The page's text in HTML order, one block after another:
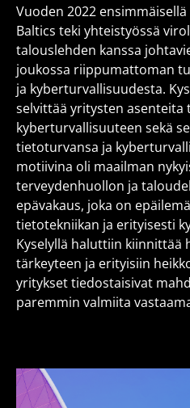
Vuoden 2022
Baltics teki yhteistyössä
talouslehden kanssa
joukossa riippumattoman
ja kyberturvallisuudesta.
selvittää yritysten asenteita
kyberturvallisuuteen sekä
tietoturvansa ja
motiivina oli maailman
terveydenhuollon ja
epävakaus, joka on
tietotekniikan ja erityisesti
Kyselyllä haluttiin
tärkeyteen ja erityisiin
yritykset tiedostaisivat
paremmin valmiita